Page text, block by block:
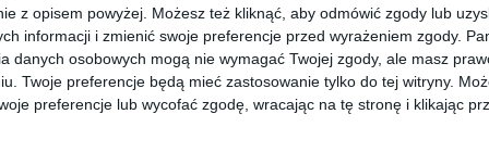
z opisem powyżej. Możesz też kliknąć, aby odmówić zgody lub
informacji i zmienić swoje preferencje przed wyrażeniem zgody.
danych osobowych mogą nie wymagać Twojej zgody, ale masz
Twoje preferencje będą mieć zastosowanie tylko do tej witryny.
preferencje lub wycofać zgodę, wracając na tę stronę i klikając
taki Mate, ale dla osób z mniejszą zasobnością
znanej serii Mate, ale nie chcą wydawać na niego
się na polskich drogach. A Mate 10 Lite to